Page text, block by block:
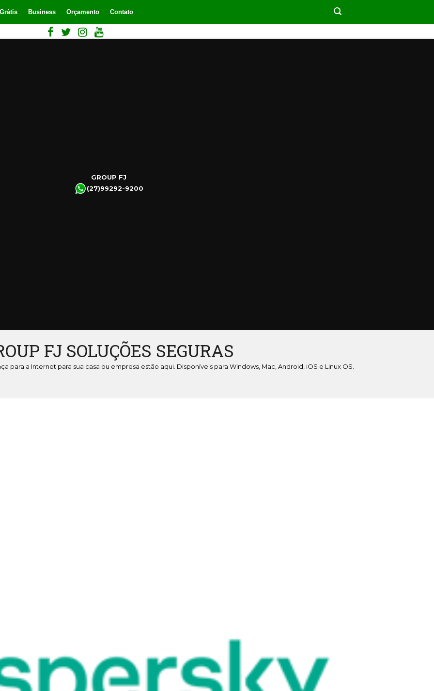
Business Orçamento Contato
GROUP FJ
(27)99292-9200
FJ SOLUÇÕES SEGURAS
para a Internet para sua casa ou empresa estão aqui. Disponíveis para Windows, Mac, Android, iOS e Linux OS.